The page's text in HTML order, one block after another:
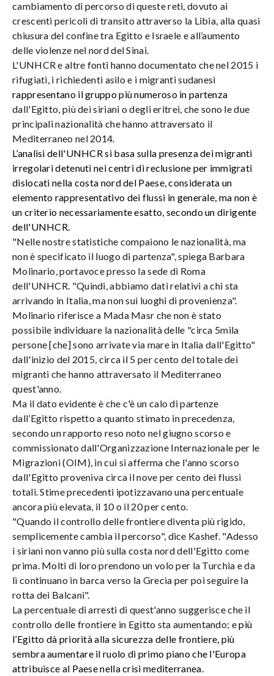
cambiamento di percorso di queste reti, dovuto ai
crescenti pericoli di transito attraverso la Libia, alla quasi
chiusura del confine tra Egitto e Israele e all’aumento
delle violenze nel nord del Sinai.
L'UNHCR e altre fonti hanno documentato che nel 2015 i
rifugiati, i richiedenti asilo e i migranti sudanesi
rappresentano il gruppo più numeroso in partenza
dall'Egitto, più dei siriani o degli eritrei, che sono le due
principali nazionalità che hanno attraversato il
Mediterraneo nel 2014.
L’analisi dell'UNHCR si basa sulla presenza dei migranti
irregolari detenuti nei centri di reclusione per immigrati
dislocati nella costa nord del Paese, considerata un
elemento rappresentativo dei flussi in generale, ma non è
un criterio necessariamente esatto, secondo un dirigente
dell'UNHCR.
"Nelle nostre statistiche compaiono le nazionalità, ma
non è specificato il luogo di partenza", spiega Barbara
Molinario, portavoce presso la sede di Roma
dell'UNHCR. "Quindi, abbiamo dati relativi a chi sta
arrivando in Italia, ma non sui luoghi di provenienza".
Molinario riferisce a Mada Masr che non è stato
possibile individuare la nazionalità delle "circa 5mila
persone [che] sono arrivate via mare in Italia dall'Egitto"
dall'inizio del 2015, circa il 5 per cento del totale dei
migranti che hanno attraversato il Mediterraneo
quest'anno.
Ma il dato evidente è che c'è un calo di partenze
dall’Egitto rispetto a quanto stimato in precedenza,
secondo un rapporto reso noto nel giugno scorso e
commissionato dall'Organizzazione Internazionale per le
Migrazioni (OIM), in cui si afferma che l'anno scorso
dall'Egitto proveniva circa il nove per cento dei flussi
totali. Stime precedenti ipotizzavano una percentuale
ancora più elevata, il 10 o il 20 per cento.
"Quando il controllo delle frontiere diventa più rigido,
semplicemente cambia il percorso", dice Kashef. "Adesso
i siriani non vanno più sulla costa nord dell'Egitto come
prima. Molti di loro prendono un volo per la Turchia e da
lì continuano in barca verso la Grecia per poi seguire la
rotta dei Balcani".
La percentuale di arresti di quest'anno suggerisce che il
controllo delle frontiere in Egitto sta aumentando; epiù
l’Egitto dà priorità alla sicurezza delle frontiere, più
sembra aumentare il ruolo di primo piano che l'Europa
attribuisce al Paese nella crisi mediterranea.